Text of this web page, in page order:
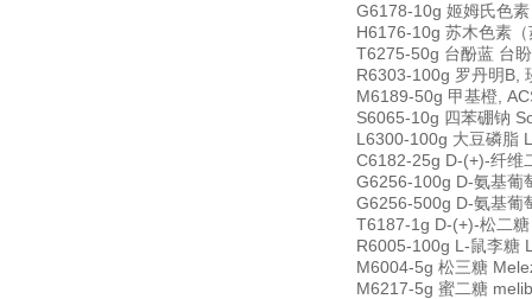
G6178-10g 姬姆氏色
H6176-10g 苏木色素
T6275-50g 台酚蓝 台
R6303-100g 罗丹明B,
M6189-50g 甲基橙,
S6065-10g 四苯硼钠
L6300-100g 大豆磷脂
C6182-25g D-(+)-纤维
G6256-100g D-氨基葡
G6256-500g D-氨基葡
T6187-1g D-(+)-松二
R6005-100g L-鼠李糖
M6004-5g 松三糖
M6217-5g 蜜二糖